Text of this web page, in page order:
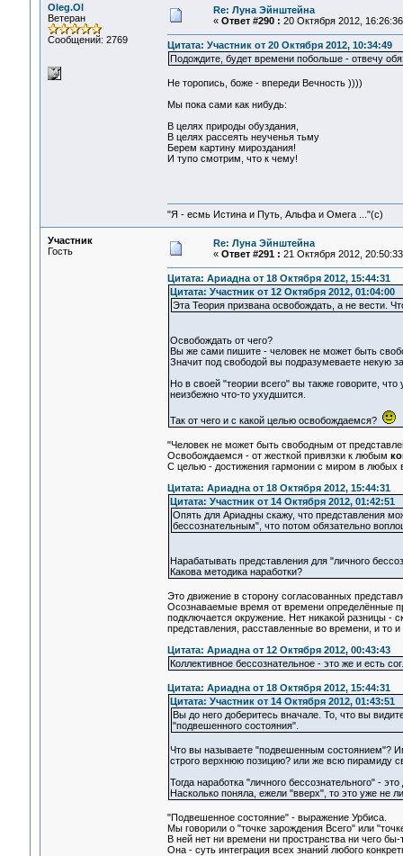
Oleg.Ol
Ветеран
Сообщений: 2769
Re: Луна Эйнштейна
« Ответ #290 : 20 Октября 2012,
Цитата: Участник от 20 Октября 2012, 10:34:49
Подождите, будет времени побольше - отвечу
Не торопись, боже - впереди Вечность ))))
Мы пока сами как нибудь:
В целях пpиpоды обуздания,
В целях pассеять неученья тьму
Беpем каpтину миpоздания!
И тупо смотpим, что к чему!
"Я - есмь Истина и Путь, Альфа и Омега ..."(с)
Участник
Гость
Re: Луна Эйнштейна
« Ответ #291 : 21 Октября 2012,
Цитата: Ариадна от 18 Октября 2012, 15:44:31
Цитата: Участник от 12 Октября 2012, 01:04:00
Эта Теория призвана освобождать, а не вести.
Освобождать от чего?
Вы же сами пишите - человек не может быть
Значит под свободой вы подразумеваете некую
Но в своей "теории всего" вы также говорите,
неизбежно что-то ухудшится.
Так от чего и с какой целью освобождаемся?
"Человек не может быть свободным от
Освобождаемся - от жесткой привязки к любым
С целью - достижения гармонии с миром в любых
Цитата: Ариадна от 18 Октября 2012, 15:44:31
Цитата: Участник от 14 Октября 2012, 01:42:51
Опять для Ариадны скажу, что представления
бессознательным", что потом обязательно
Нарабатывать представления для "личного
Какова методика наработки?
Это движение в сторону согласованных
Осознаваемые время от времени определённые
подключается окружение. Нет никакой разницы -
представления, расставленные во времени, и то
Цитата: Ариадна от 12 Октября 2012, 00:43:43
Коллективное бессознательное - это же и есть
Цитата: Ариадна от 18 Октября 2012, 15:44:31
Цитата: Участник от 14 Октября 2012, 01:43:51
Вы до него доберитесь вначале. То, что вы
"подвешенного состояния".
Что вы называете "подвешенным состоянием"?
строго верхнюю позицию? или же всю пирамиду
Тогда наработка "личного бессознательного" -
Насколько поняла, ежели "вверх", то это уже не
"Подвешенное состояние" - выражение Урбиса.
Мы говорили о "точке зарождения Всего" или
В ней нет ни времени ни пространства ни чего
Она - суть интеграция всех знаний любого